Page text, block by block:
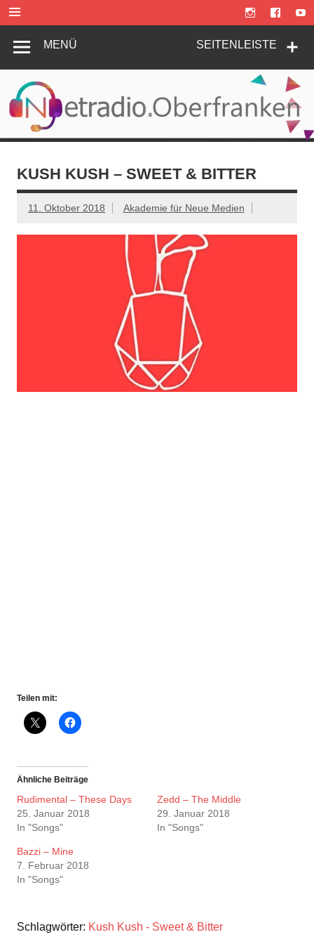
Inhalt
springen
SEITENLEISTE
MENÜ
KUSH KUSH – SWEET & BITTER
11. Oktober 2018 Akademie für Neue Medien
Teilen mit:
Ähnliche Beiträge
Rudimental – These Days
25. Januar 2018
In "Songs"
Zedd – The Middle
29. Januar 2018
In "Songs"
Bazzi – Mine
7. Februar 2018
In "Songs"
Schlagwörter: Kush Kush - Sweet & Bitter